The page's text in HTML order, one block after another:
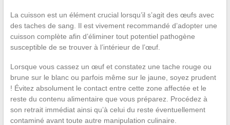
La cuisson est un élément crucial lorsqu’il s’agit des œufs avec
des taches de sang. Il est vivement recommandé d’adopter une
cuisson complète afin d’éliminer tout potentiel pathogène
susceptible de se trouver à l’intérieur de l’œuf.
Lorsque vous cassez un œuf et constatez une tache rouge ou
brune sur le blanc ou parfois même sur le jaune, soyez prudent
! Évitez absolument le contact entre cette zone affectée et le
reste du contenu alimentaire que vous préparez. Procédez à
son retrait immédiat ainsi qu’à celui du reste éventuellement
contaminé avant toute autre manipulation culinaire.